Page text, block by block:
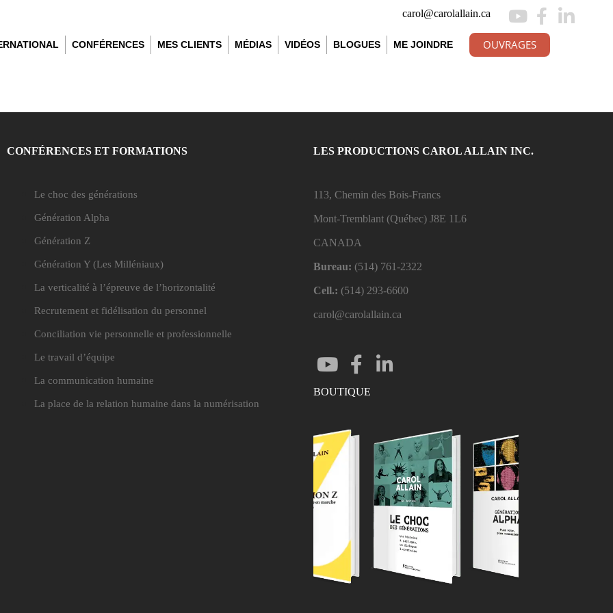
carol@carolallain.ca
CONFÉRENCES MES CLIENTS MÉDIAS VIDÉOS BLOGUES ME JOINDRE OUVRAGES
CONFÉRENCES ET FORMATIONS
Le choc des générations
Génération Alpha
Génération Z
Génération Y (Les Milléniaux)
La verticalité à l’épreuve de l’horizontalité
Recrutement et fidélisation du personnel
Conciliation vie personnelle et professionnelle
Le travail d’équipe
La communication humaine
La place de la relation humaine dans la numérisation
LES PRODUCTIONS CAROL ALLAIN INC.
113, Chemin des Bois-Francs
Mont-Tremblant (Québec) J8E 1L6
CANADA
Bureau: (514) 761-2322
Cell.: (514) 293-6600
carol@carolallain.ca
BOUTIQUE
ENTRER